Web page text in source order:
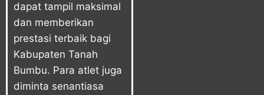
dapat tampil maksimal
dan memberikan
prestasi terbaik bagi
Kabupaten Tanah
Bumbu. Para atlet juga
diminta senantiasa